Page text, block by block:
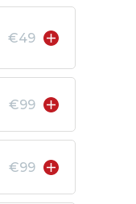
€49
€99
€99